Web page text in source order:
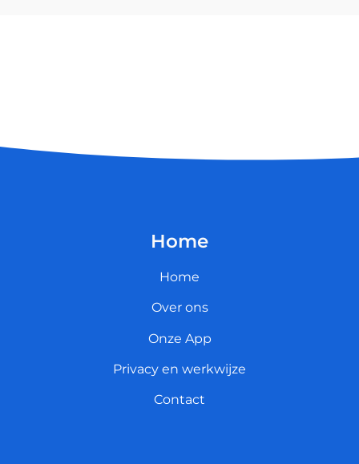
Home
Home
Over ons
Onze App
Privacy en werkwijze
Contact